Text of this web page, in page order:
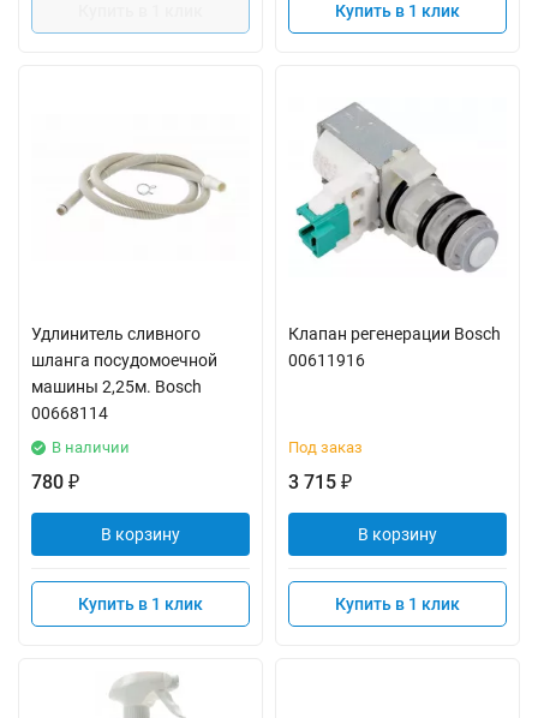
Купить в 1 клик
Удлинитель сливного
шланга посудомоечной
машины 2,25м. Bosch
00668114
В наличии
780 ₽
В корзину
Купить в 1 клик
Клапан регенерации Bosch
00611916
Под заказ
3 715 ₽
В корзину
Купить в 1 клик